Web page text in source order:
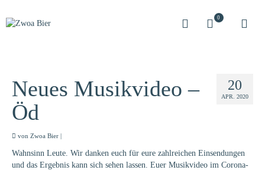
0
20
APR. 2020
Neues Musikvideo –
Öd
von Zwoa Bier |
Wahnsinn Leute. Wir danken euch für eure zahlreichen Einsendungen
und das Ergebnis kann sich sehen lassen. Euer Musikvideo im Corona-